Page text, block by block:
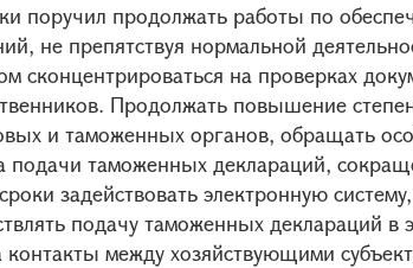
поручил продолжать работы по
не препятствуя нормальной
сконцентрироваться на проверках
Продолжать повышение
и таможенных органов, обращать
подачи таможенных деклараций,
задействовать электронную
подачу таможенных деклараций в
между хозяйствующими